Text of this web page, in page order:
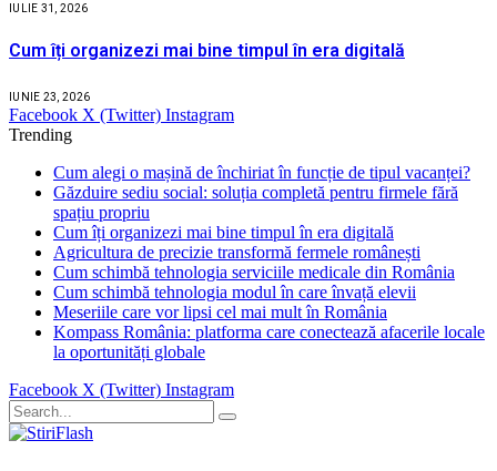
IULIE 31, 2026
Cum îți organizezi mai bine timpul în era digitală
IUNIE 23, 2026
Facebook X (Twitter) Instagram
Trending
Cum alegi o mașină de închiriat în funcție de tipul vacanței?
Găzduire sediu social: soluția completă pentru firmele fără
spațiu propriu
Cum îți organizezi mai bine timpul în era digitală
Agricultura de precizie transformă fermele românești
Cum schimbă tehnologia serviciile medicale din România
Cum schimbă tehnologia modul în care învață elevii
Meseriile care vor lipsi cel mai mult în România
Kompass România: platforma care conectează afacerile locale
la oportunități globale
Facebook X (Twitter) Instagram